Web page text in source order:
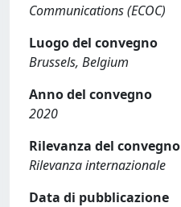
Communications (ECOC)
Luogo del convegno
Brussels, Belgium
Anno del convegno
2020
Rilevanza del convegno
Rilevanza internazionale
Data di pubblicazione